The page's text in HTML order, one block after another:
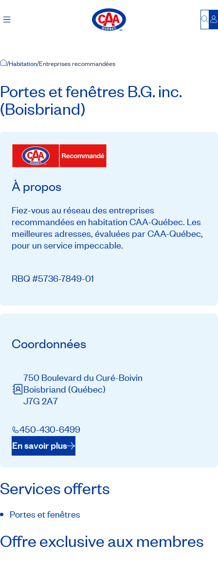
Accueil
/Habitation/Entreprises recommandées
Portes et fenêtres B.G. inc.
(Boisbriand)
À propos
Fiez-vous au réseau des entreprises
recommandées en habitation CAA-Québec. Les
meilleures adresses, évaluées par CAA-Québec,
pour un service impeccable.
RBQ #5736-7849-01
Coordonnées
750 Boulevard du Curé-Boivin
Boisbriand (Québec)
J7G 2A7
450-430-6499
En savoir plus
Services offerts
Portes et fenêtres
Offre exclusive aux membres